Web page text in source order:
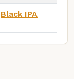
Black IPA